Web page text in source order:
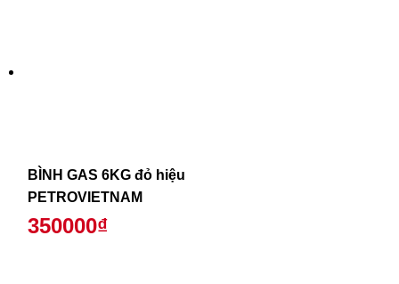
BÌNH GAS 6KG đỏ hiệu
PETROVIETNAM
350000₫